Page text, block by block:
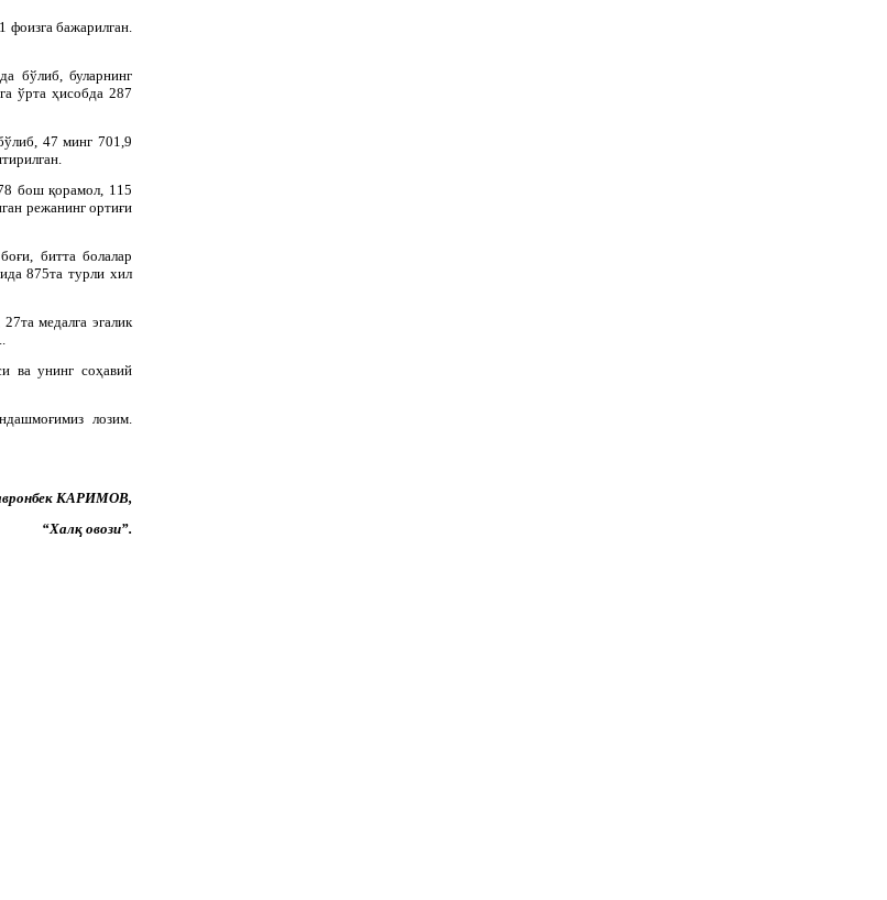
бажарилган.
бўлиб, буларнинг
ўрта ҳисобда 287
47 минг 701,9
бош қорамол, 115
режанинг ортиғи
битта болалар
875та турли хил
медалга эгалик
ва унинг соҳавий
лозим.
КАРИМОВ,
“Халқ овози”.